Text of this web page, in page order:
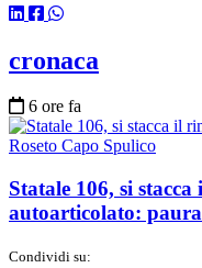
cronaca
6 ore fa
Statale 106, si
autoarticolato:
Condividi su: